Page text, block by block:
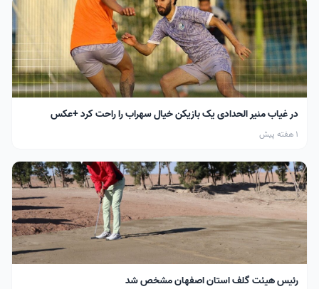
در غیاب منیر الحدادی یک بازیکن خیال سهراب را راحت کرد +عکس
1 هفته پیش
رئیس هیئت گلف استان اصفهان مشخص شد